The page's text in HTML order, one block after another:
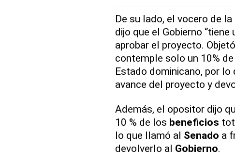
De su lado, el vocero de
dijo que el Gobierno “tiene
aprobar el proyecto.
contemple solo un 10%
Estado dominicano, por lo
avance del proyecto y
Además, el opositor dijo
10 % de los beneficios
lo que llamó al Senado a
devolverlo al Gobierno.